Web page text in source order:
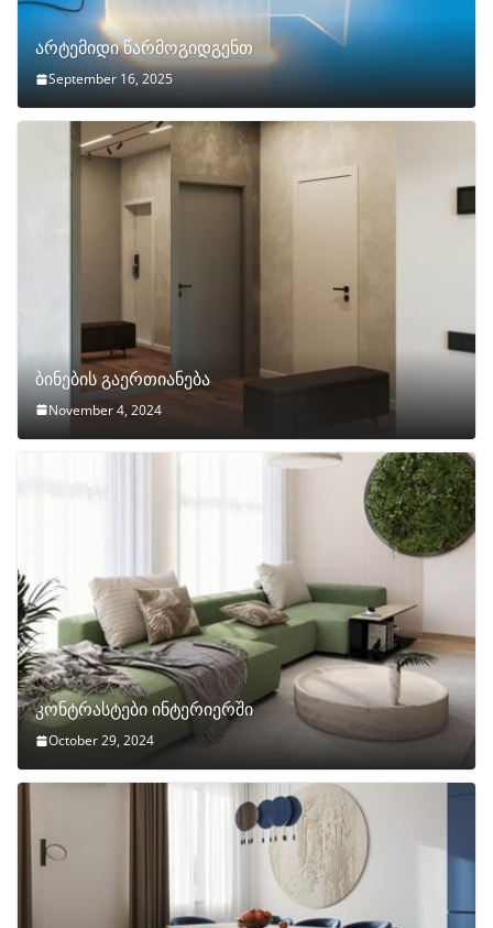
არტემიდი წარმოგიდგენთ
September 16, 2025
ბინების გაერთიანება
November 4, 2024
კონტრასტები ინტერიერში
October 29, 2024